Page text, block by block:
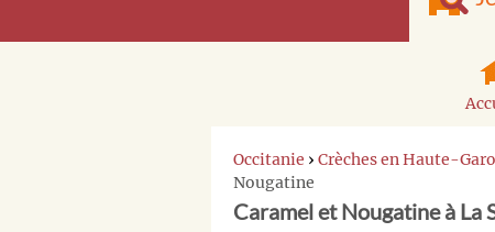
Occitanie › Crèches en Haute-
Nougatine
Caramel et Nougatine à La